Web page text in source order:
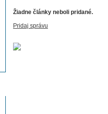
Žiadne články neboli pridané.
Pridaj správu